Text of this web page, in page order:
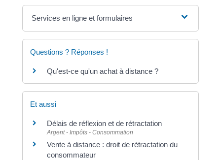
Services en ligne et formulaires
Questions ? Réponses !
Qu'est-ce qu'un achat à distance ?
Et aussi
Délais de réflexion et de rétractation
Argent - Impôts - Consommation
Vente à distance : droit de rétractation du
consommateur